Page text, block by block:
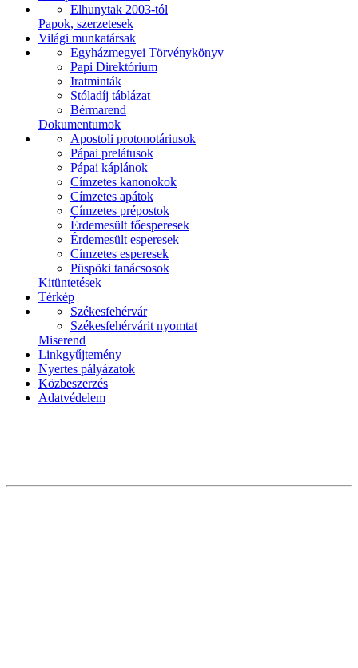
Elhunytak 2003-tól
Papok, szerzetesek
Világi munkatársak
Egyházmegyei Törvénykönyv
Papi Direktórium
Iratminták
Stóladíj táblázat
Bérmarend
Dokumentumok
Apostoli protonotáriusok
Pápai prelátusok
Pápai káplánok
Címzetes kanonokok
Címzetes apátok
Címzetes prépostok
Érdemesült főesperesek
Érdemesült esperesek
Címzetes esperesek
Püspöki tanácsosok
Kitüntetések
Térkép
Székesfehérvár
Székesfehérvárit nyomtat
Miserend
Linkgyűjtemény
Nyertes pályázatok
Közbeszerzés
Adatvédelem